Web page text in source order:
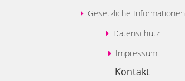
Gesetzliche Informationen
Datenschutz
Impressum
Kontakt